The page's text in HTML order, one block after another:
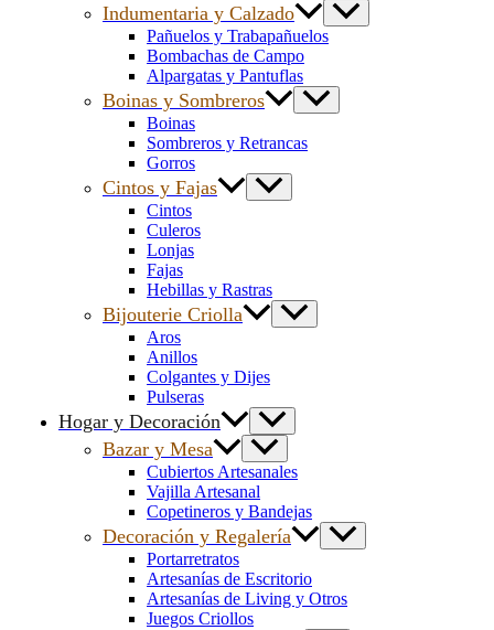
Indumentaria y Calzado
Pañuelos y Trabapañuelos
Bombachas de Campo
Alpargatas y Pantuflas
Boinas y Sombreros
Boinas
Sombreros y Retrancas
Gorros
Cintos y Fajas
Cintos
Culeros
Lonjas
Fajas
Hebillas y Rastras
Bijouterie Criolla
Aros
Anillos
Colgantes y Dijes
Pulseras
Hogar y Decoración
Bazar y Mesa
Cubiertos Artesanales
Vajilla Artesanal
Copetineros y Bandejas
Decoración y Regalería
Portarretratos
Artesanías de Escritorio
Artesanías de Living y Otros
Juegos Criollos